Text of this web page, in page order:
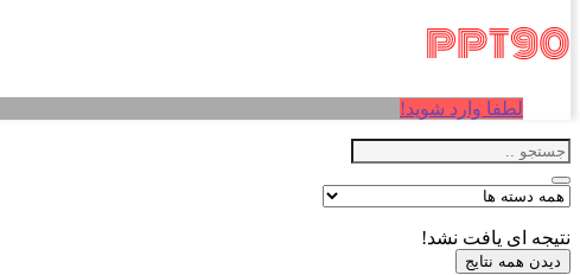
لطفا وارد شوید!
نتیجه ای یافت نشد!
دیدن همه نتایج